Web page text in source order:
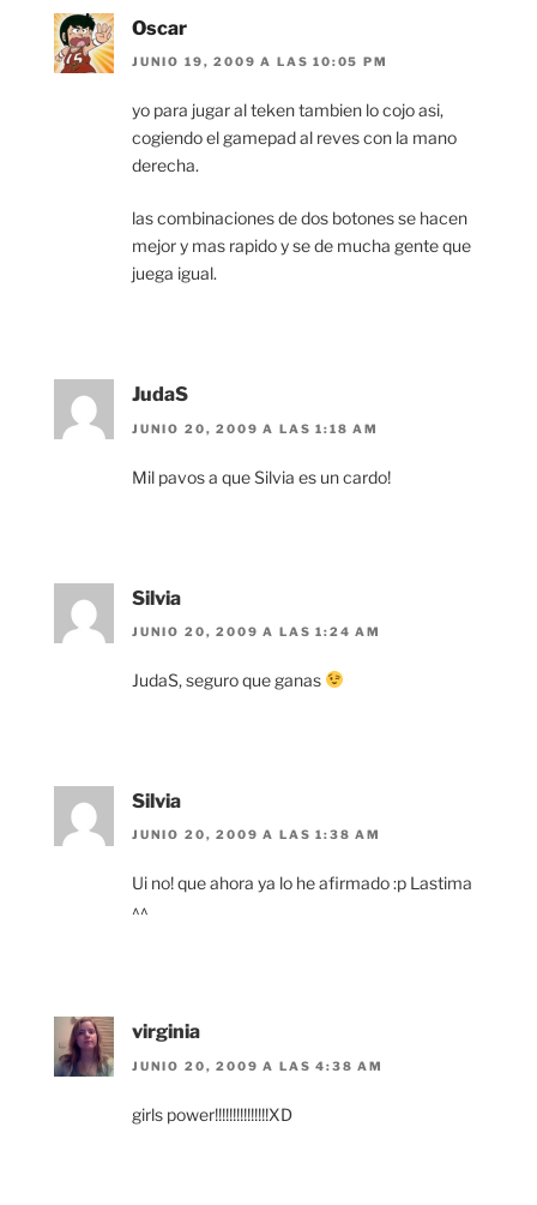
Oscar
JUNIO 19, 2009 A LAS 10:05 PM
yo para jugar al teken tambien lo cojo asi,
cogiendo el gamepad al reves con la mano
derecha.
las combinaciones de dos botones se hacen
mejor y mas rapido y se de mucha gente que
juega igual.
JudaS
JUNIO 20, 2009 A LAS 1:18 AM
Mil pavos a que Silvia es un cardo!
Silvia
JUNIO 20, 2009 A LAS 1:24 AM
JudaS, seguro que ganas
Silvia
JUNIO 20, 2009 A LAS 1:38 AM
Ui no! que ahora ya lo he afirmado :p Lastima
^^
virginia
JUNIO 20, 2009 A LAS 4:38 AM
girls power!!!!!!!!!!!!!!!XD